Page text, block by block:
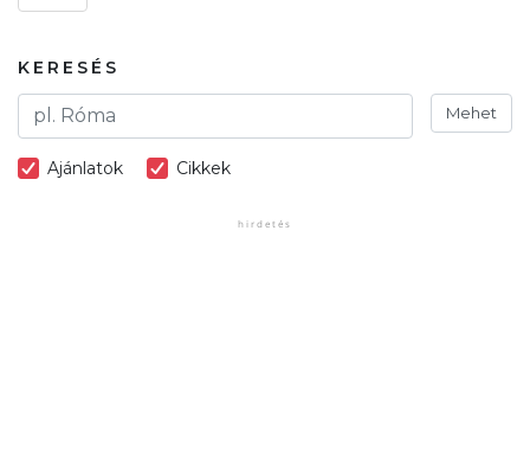
KERESÉS
Mehet
Ajánlatok Cikkek